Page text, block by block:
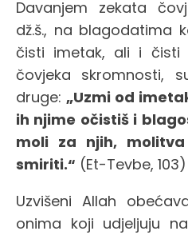
Davanjem zekata
dž.š., na blagodatima
čisti imetak, ali i čisti
čovjeka skromnosti,
druge: „Uzmi od
ih njime očistiš i
moli za njih,
smiriti.“ (Et-Tevbe, 103)
Uzvišeni Allah
onima koji udjeljuju